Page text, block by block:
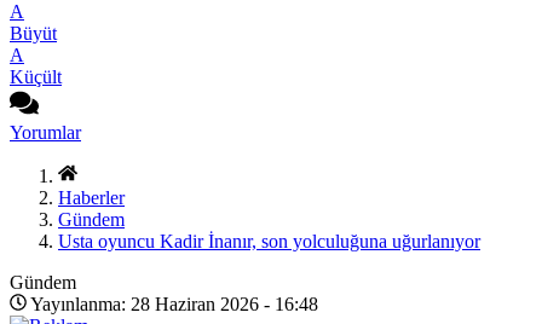
A
Büyüt
A
Küçült
Yorumlar
Haberler
Gündem
Usta oyuncu Kadir İnanır, son yolculuğuna uğurlanıyor
Gündem
Yayınlanma: 28 Haziran 2026 - 16:48